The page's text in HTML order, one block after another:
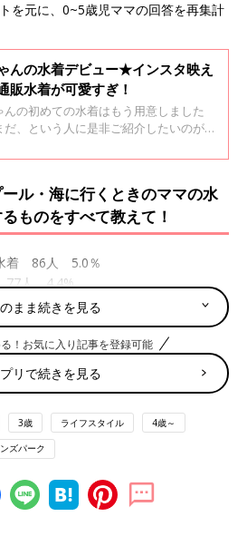
を元に、0~5歳児ママの回答を再集計
んの水着デビュー★インスタ映え
販水着が可愛すぎ！
んの初めての水着はもう用意しました
だ、という人に是非ご紹介したいのが、
存分に引き出すデザインで、他の人とか
スとくればチェックせずにはいられない
ル・海に行くときのママの水
ものをすべて教えて！
着 86人 5.0％
77人 4.4%
％
デビューしていない・考え中」の514
が第１位。とはいっても「ラッシュガ
トムスに分かれている「タンキニ」が
策もあるけれど、水着というよりＴシ
り隠せるし、最近主流のタンキニな
周りを隠せるし、ボトムスをスカート
プは体型をカバーできるのが買いポイ
まま続きを見る
！お気に入り記事を登録可能
リで続きを見る
3歳 ライフスタイル 4歳～
ズパーク